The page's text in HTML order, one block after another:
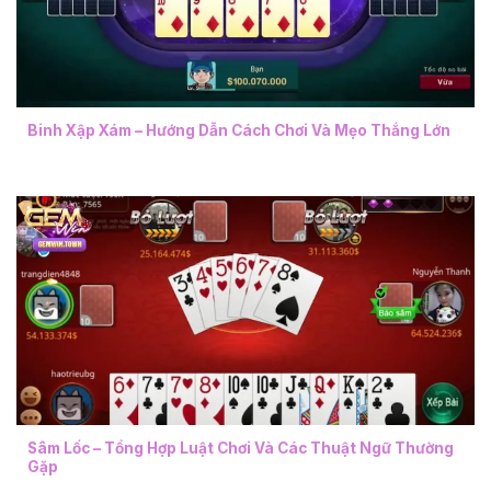
Binh Xập Xám – Hướng Dẫn Cách Chơi Và Mẹo Thắng Lớn
Sâm Lốc – Tổng Hợp Luật Chơi Và Các Thuật Ngữ Thường
Gặp